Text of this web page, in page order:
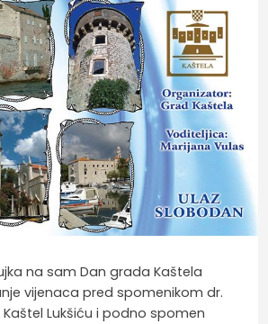
na sam Dan grada Kaštela
vijenaca pred spomenikom dr.
Lukšiću i podno spomen